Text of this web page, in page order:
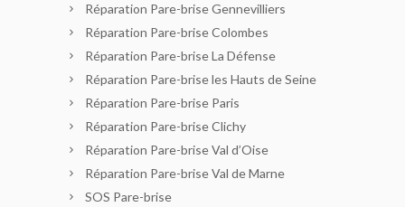
Réparation Pare-brise Gennevilliers
Réparation Pare-brise Colombes
Réparation Pare-brise La Défense
Réparation Pare-brise les Hauts de Seine
Réparation Pare-brise Paris
Réparation Pare-brise Clichy
Réparation Pare-brise Val d’Oise
Réparation Pare-brise Val de Marne
SOS Pare-brise